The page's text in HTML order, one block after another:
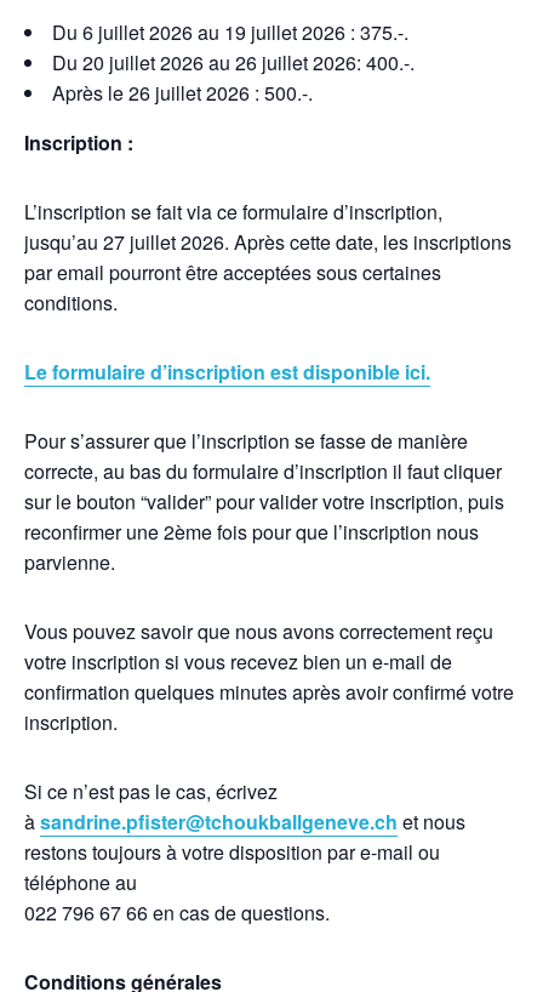
Du 6 juillet 2026 au 19 juillet 2026 : 375.-.
Du 20 juillet 2026 au 26 juillet 2026: 400.-.
Après le 26 juillet 2026 : 500.-.
Inscription :
L’inscription se fait via ce formulaire d’inscription,
jusqu’au 27 juillet 2026. Après cette date, les inscriptions
par email pourront être acceptées sous certaines
conditions.
Le formulaire d’inscription est disponible ici.
Pour s’assurer que l’inscription se fasse de manière
correcte, au bas du formulaire d’inscription il faut cliquer
sur le bouton “valider” pour valider votre inscription, puis
reconfirmer une 2ème fois pour que l’inscription nous
parvienne.
Vous pouvez savoir que nous avons correctement reçu
votre inscription si vous recevez bien un e-mail de
confirmation quelques minutes après avoir confirmé votre
inscription.
Si ce n’est pas le cas, écrivez
àsandrine.pfister@tchoukballgeneve.ch et nous
restons toujours à votre disposition par e-mail ou
téléphone au
022 796 67 66 en cas de questions.
Conditions générales